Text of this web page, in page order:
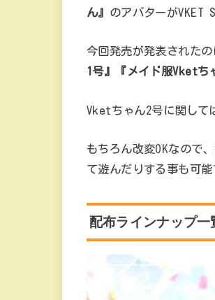
ん』 のアバターがVKET
今回発売が発表された
1号』『メイド服Vketち
Vketちゃん2号に関して
もちろん改変OKなので
て遊んだりする事も可能
配布ラインナップ一